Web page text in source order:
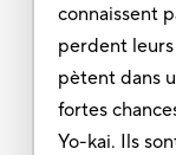
connaissent
perdent
pètent dans
fortes
Yo-kai. Ils